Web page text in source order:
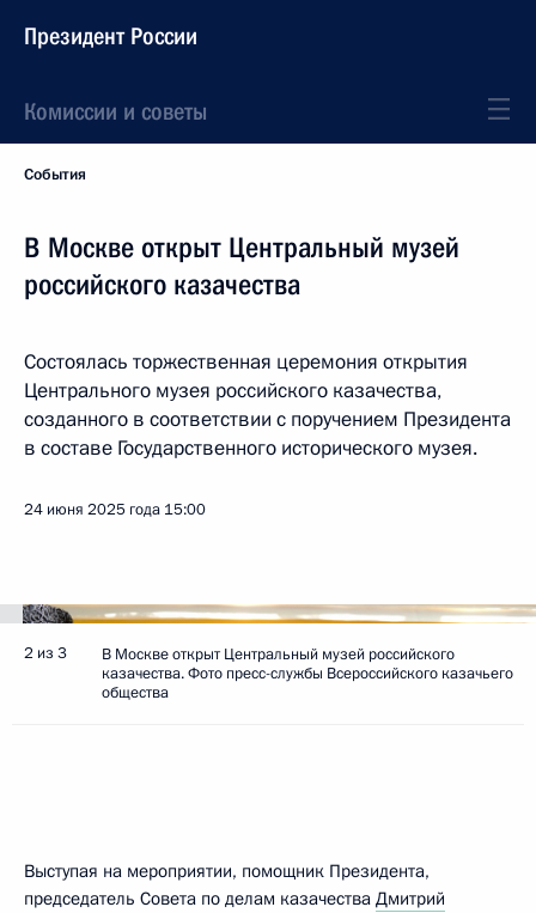
Президент России
Комиссии и советы
События
В Москве открыт Центральный музей
российского казачества
Состоялась торжественная церемония открытия
Центрального музея российского казачества,
созданного в соответствии с поручением Президента
в составе Государственного исторического музея.
24 июня 2025 года 15:00
2 из 3
В Москве открыт Центральный музей российского
казачества. Фото пресс-службы Всероссийского казачьего
общества
Выступая на мероприятии, помощник Президента,
председатель Совета по делам казачества Дмитрий